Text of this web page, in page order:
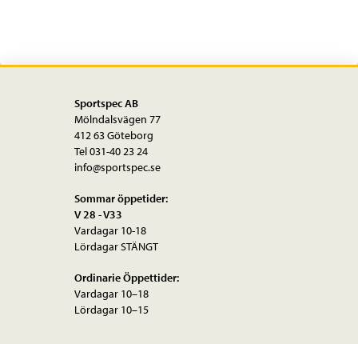
Sportspec AB
Mölndalsvägen 77
412 63 Göteborg
Tel 031-40 23 24
info@sportspec.se
Sommar öppetider:
V 28 - V33
Vardagar 10-18
Lördagar STÄNGT
Ordinarie Öppettider:
Vardagar 10–18
Lördagar 10–15